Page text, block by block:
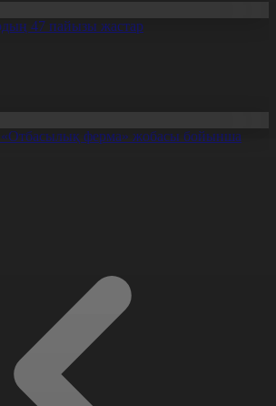
47 пайызы жастар
ферма» жобасы бойынша